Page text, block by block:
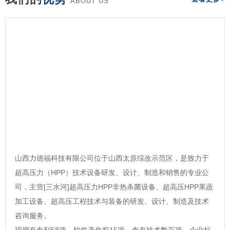
山西力德福科技有限公司位于山西太原综改示范区，是致力于
超高压力（HPP）技术设备研发、设计、制造和销售的专业公
司，主营[三水河]超高压力HPP非热杀菌设备、超高压HPP果蔬
加工设备、超高压工程技术与装备的研发、设计、制造及技术
咨询服务。